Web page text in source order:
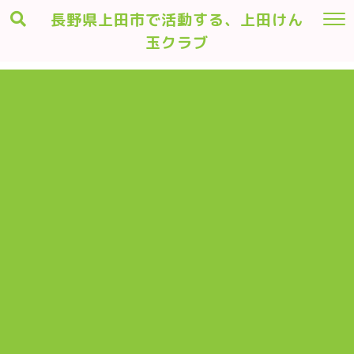
長野県上田市で活動する、上田けん
玉クラブ